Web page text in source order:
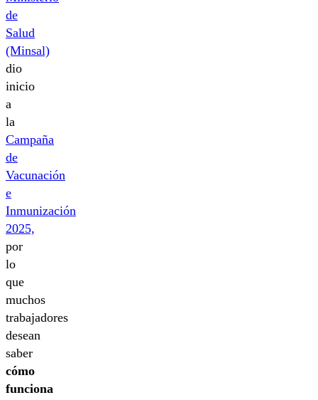
de
Salud
(Minsal)
dio
inicio
a
la
Campaña
de
Vacunación
e
Inmunización
2025,
por
lo
que
muchos
trabajadores
desean
saber
cómo
funciona